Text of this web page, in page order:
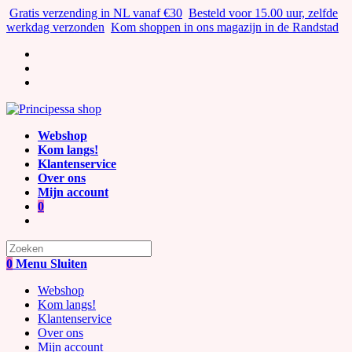
Ga
naar
Gratis verzending in NL vanaf €30 Besteld voor 15.00 uur, zelfde
werkdag verzonden Kom shoppen in ons magazijn in de Randstad
Webshop
Kom langs!
Klantenservice
Over ons
Mijn account
0
Zoek
naar:
0 Menu Sluiten
Webshop
Kom langs!
Klantenservice
Over ons
Mijn account